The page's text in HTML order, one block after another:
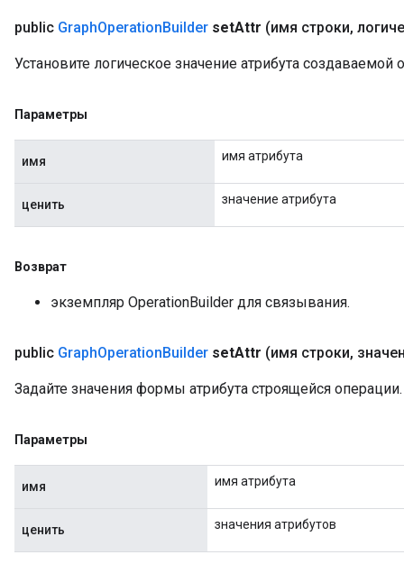
public GraphOperationBuilder setAttr (имя строки,
Установите логическое значение атрибута создаваемой
Параметры
имя имя атрибута
ценить значение атрибута
Возврат
экземпляр OperationBuilder для связывания.
public GraphOperationBuilder setAttr (имя строки,
Задайте значения формы атрибута строящейся операции.
Параметры
имя имя атрибута
ценить значения атрибутов